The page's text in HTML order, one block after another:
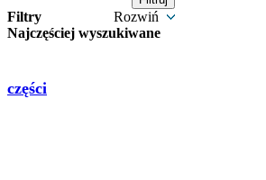
Filtry
Rozwiń
Najczęściej wyszukiwane
części